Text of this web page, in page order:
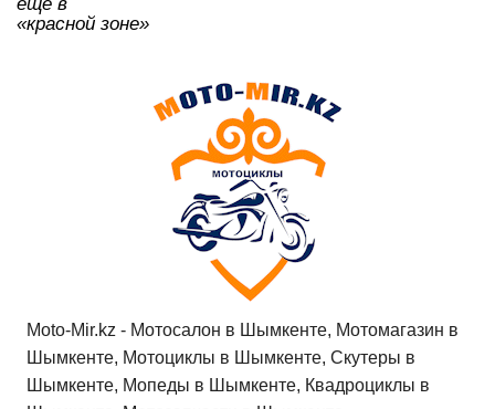
«красной зоне»
Moto-Mir.kz - Мотосалон в Шымкенте, Мотомагазин в
Шымкенте, Мотоциклы в Шымкенте, Скутеры в
Шымкенте, Мопеды в Шымкенте, Квадроциклы в